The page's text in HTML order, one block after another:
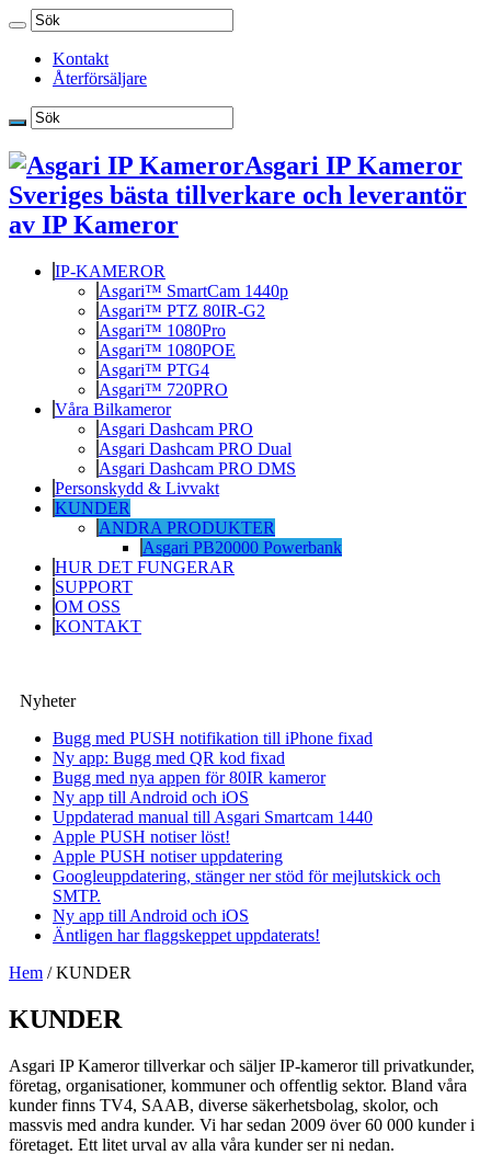
Kontakt
Återförsäljare
Asgari IP Kameror
Sveriges bästa tillverkare och leverantör
av IP Kameror
IP-KAMEROR
Asgari™ SmartCam 1440p
Asgari™ PTZ 80IR-G2
Asgari™ 1080Pro
Asgari™ 1080POE
Asgari™ PTG4
Asgari™ 720PRO
Våra Bilkameror
Asgari Dashcam PRO
Asgari Dashcam PRO Dual
Asgari Dashcam PRO DMS
Personskydd & Livvakt
KUNDER
ANDRA PRODUKTER
Asgari PB20000 Powerbank
HUR DET FUNGERAR
SUPPORT
OM OSS
KONTAKT
Nyheter
Bugg med PUSH notifikation till iPhone fixad
Ny app: Bugg med QR kod fixad
Bugg med nya appen för 80IR kameror
Ny app till Android och iOS
Uppdaterad manual till Asgari Smartcam 1440
Apple PUSH notiser löst!
Apple PUSH notiser uppdatering
Googleuppdatering, stänger ner stöd för mejlutskick och
SMTP.
Ny app till Android och iOS
Äntligen har flaggskeppet uppdaterats!
Hem / KUNDER
KUNDER
Asgari IP Kameror tillverkar och säljer IP-kameror till privatkunder,
företag, organisationer, kommuner och offentlig sektor. Bland våra
kunder finns TV4, SAAB, diverse säkerhetsbolag, skolor, och
massvis med andra kunder. Vi har sedan 2009 över 60 000 kunder i
företaget. Ett litet urval av alla våra kunder ser ni nedan.